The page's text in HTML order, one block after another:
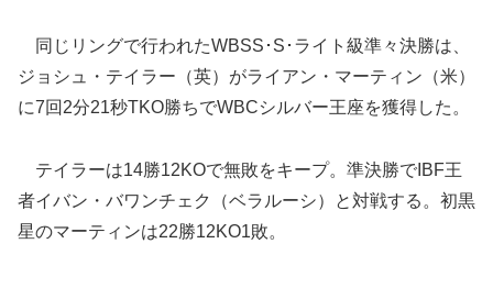
同じリングで行われたWBSS･S･ライト級準々決勝は、
ジョシュ・テイラー（英）がライアン・マーティン（米）
に7回2分21秒TKO勝ちでWBCシルバー王座を獲得した。
テイラーは14勝12KOで無敗をキープ。準決勝でIBF王
者イバン・バワンチェク（ベラルーシ）と対戦する。初黒
星のマーティンは22勝12KO1敗。